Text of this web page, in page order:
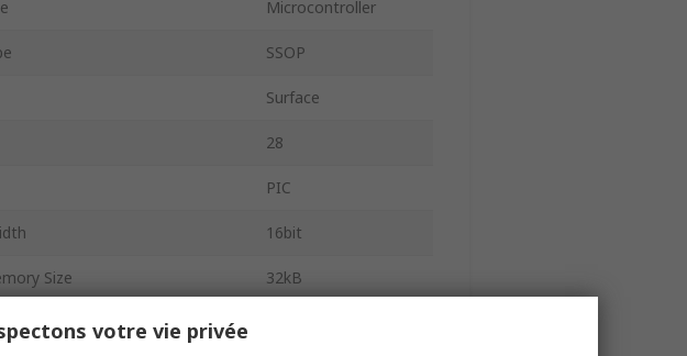
Microcontroller
SSOP
Surface
28
PIC
16bit
Size 32kB
Frequencyvotre vie privée